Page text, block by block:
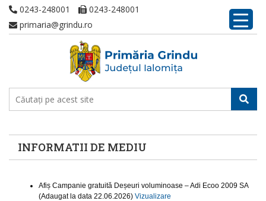
0243-248001
0243-248001
primaria@grindu.ro
INFORMATII DE MEDIU
Afiș Campanie gratuită Deșeuri voluminoase – Adi Ecoo 2009 SA
(Adaugat la data 22.06.2026) Vizualizare